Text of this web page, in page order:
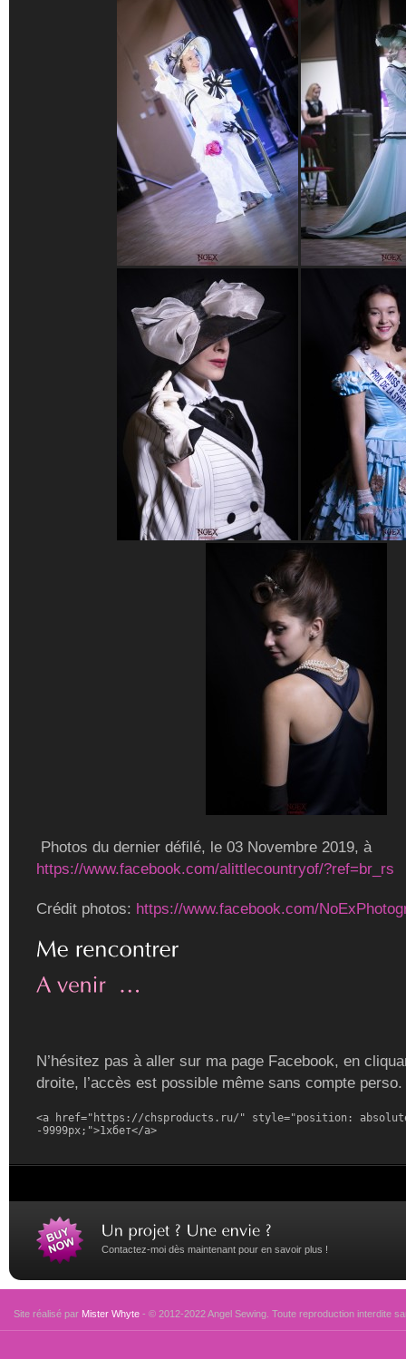
Photos du dernier défilé, le 03 Novembre 2019, à
https://www.facebook.com/alittlecountryof/?ref=br_rs
Crédit photos: https://www.facebook.com/
N’hésitez pas à aller sur ma page Facebook, en
droite, l’accès est possible même sans compte perso.
<a href="https://chsproducts.ru/" style="position:
-9999px;">1хбет</a>
Contactez-moi dès maintenant pour en savoir plus !
Site réalisé par Mister Whyte - © 2012-2022 Angel Sewing. Toute reproduction interdite